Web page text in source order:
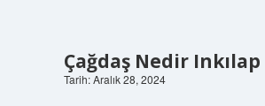
Çağdaş Nedir Inkılap
Tarih: Aralık 28, 2024